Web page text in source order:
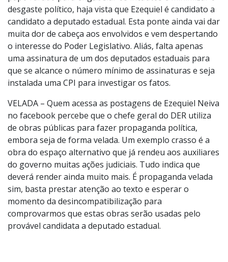
desgaste político, haja vista que Ezequiel é candidato a
candidato a deputado estadual. Esta ponte ainda vai dar
muita dor de cabeça aos envolvidos e vem despertando
o interesse do Poder Legislativo. Aliás, falta apenas
uma assinatura de um dos deputados estaduais para
que se alcance o número mínimo de assinaturas e seja
instalada uma CPI para investigar os fatos.
VELADA – Quem acessa as postagens de Ezequiel Neiva
no facebook percebe que o chefe geral do DER utiliza
de obras públicas para fazer propaganda política,
embora seja de forma velada. Um exemplo crasso é a
obra do espaço alternativo que já rendeu aos auxiliares
do governo muitas ações judiciais. Tudo indica que
deverá render ainda muito mais. É propaganda velada
sim, basta prestar atenção ao texto e esperar o
momento da desincompatibilização para
comprovarmos que estas obras serão usadas pelo
provável candidata a deputado estadual.